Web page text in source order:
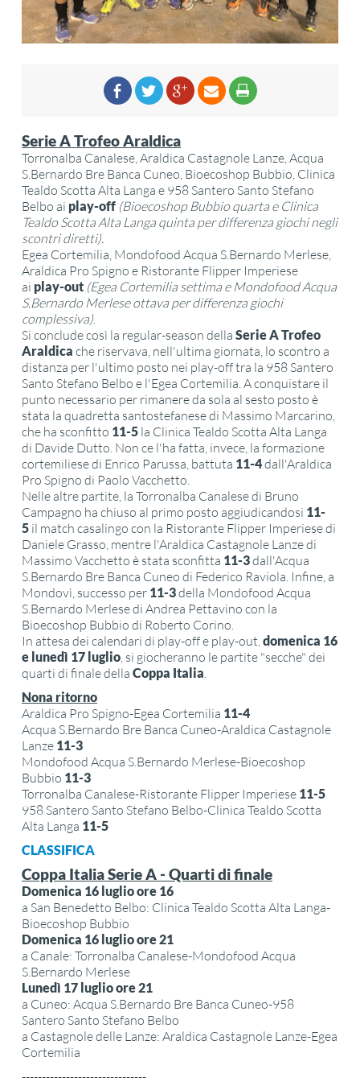
Serie A Trofeo Araldica
Torronalba Canalese, Araldica Castagnole Lanze, Acqua
S.Bernardo Bre Banca Cuneo, Bioecoshop Bubbio, Clinica
Tealdo Scotta Alta Langa e 958 Santero Santo Stefano
Belbo ai play-off (Bioecoshop Bubbio quarta e Clinica
Tealdo Scotta Alta Langa quinta per differenza giochi negli
scontri diretti).
Egea Cortemilia, Mondofood Acqua S.Bernardo Merlese,
Araldica Pro Spigno e Ristorante Flipper Imperiese
ai play-out (Egea Cortemilia settima e Mondofood Acqua
S.Bernardo Merlese ottava per differenza giochi
complessiva)
Si conclude così la regular-season della Serie A Trofeo
Araldica che riservava, nell'ultima giornata, lo scontro a
distanza per l'ultimo posto nei play-off tra la 958 Santero
Santo Stefano Belbo e l'Egea Cortemilia. A conquistare il
punto necessario per rimanere da sola al sesto posto è
stata la quadretta santostefanese di Massimo Marcarino,
che ha sconfitto 11-5 la Clinica Tealdo Scotta Alta Langa
di Davide Dutto. Non ce l'ha fatta, invece, la formazione
cortemiliese di Enrico Parussa, battuta 11-4dall'Araldica
Pro Spigno di Paolo Vacchetto.
Nelle altre partite, la Torronalba Canalese di Bruno
Campagno ha chiuso al primo posto aggiudicandosi 11-
5 il match casalingo con la Ristorante Flipper Imperiese di
Daniele Grasso, mentre l'Araldica Castagnole Lanze di
Massimo Vacchetto è stata sconfitta 11-3dall'Acqua
S.Bernardo Bre Banca Cuneo di Federico Raviola. Infine, a
Mondovì, successo per 11-3della Mondofood Acqua
S.Bernardo Merlese di Andrea Pettavino con la
Bioecoshop Bubbio di Roberto Corino.
In attesa dei calendari di play-off e play-out, domenica 16
e lunedì 17 luglio , si giocheranno le partite "secche" dei
quarti di finale della Coppa Italia
Nona ritorno
Araldica Pro Spigno-Egea Cortemilia 11-4
Acqua S.Bernardo Bre Banca Cuneo-Araldica Castagnole
Lanze 11-3
Mondofood Acqua S.Bernardo Merlese-Bioecoshop
Bubbio 11-3
Torronalba Canalese-Ristorante Flipper Imperiese 11-5
958 Santero Santo Stefano Belbo-Clinica Tealdo Scotta
Alta Langa 11-5
CLASSIFICA
Coppa Italia Serie A - Quarti di finale
Domenica 16 luglio ore 16
a San Benedetto Belbo: Clinica Tealdo Scotta Alta Langa-
Bioecoshop Bubbio
Domenica 16 luglio ore 21
a Canale: Torronalba Canalese-Mondofood Acqua
S.Bernardo Merlese
Lunedì 17 luglio ore 21
a Cuneo: Acqua S.Bernardo Bre Banca Cuneo-958
Santero Santo Stefano Belbo
a Castagnole delle Lanze: Araldica Castagnole Lanze-Egea
Cortemilia
-------------------------------